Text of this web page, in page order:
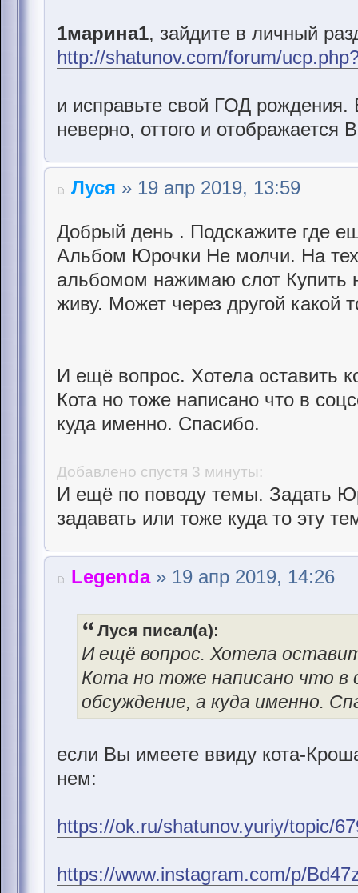
1марина1, зайдите в личный
http://shatunov.com/forum/
и исправьте свой ГОД
неверно, оттого и отображается
Луся » 19 апр 2019, 13:59
Добрый день . Подскажите где
Альбом Юрочки Не молчи. На
альбомом нажимаю слот Купить
живу. Может через другой какой
И ещё вопрос. Хотела оставить
Кота но тоже написано что в
куда именно. Спасибо.
Добавлено спустя 3 минуты:
И ещё по поводу темы. Задать
задавать или тоже куда то эту
Legenda» 19 апр 2019, 14:26
Луся писал(а):
И ещё вопрос. Хотела
Кота но тоже написано что в
обсуждение, а куда именно.
если Вы имеете ввиду кота-
нем:
https://ok.ru/shatunov.yuriy/topic/
https://www.instagram.com/p/